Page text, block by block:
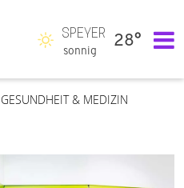
SPEYER
sonnig
28°
GESUNDHEIT & MEDIZIN